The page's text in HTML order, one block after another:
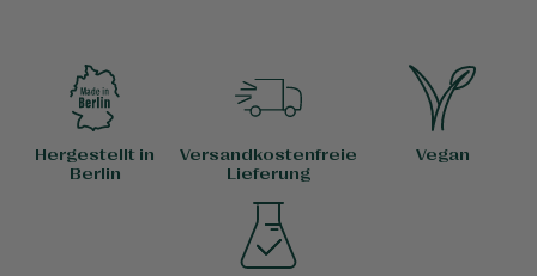
Hergestellt in
Berlin
Versandkostenfreie
Lieferung
Vegan